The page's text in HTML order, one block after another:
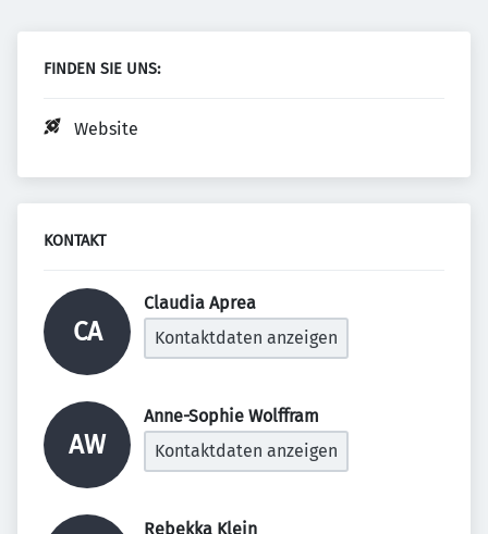
FINDEN SIE UNS:
Website
KONTAKT
CA
Claudia Aprea
Kontaktdaten anzeigen
AW
Anne-Sophie Wolffram
Kontaktdaten anzeigen
Rebekka Klein